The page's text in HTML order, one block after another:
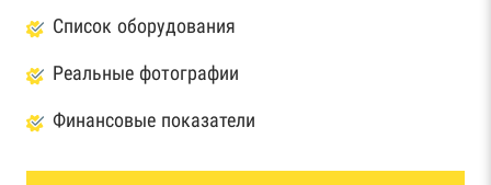
Список оборудования
Реальные фотографии
Финансовые показатели